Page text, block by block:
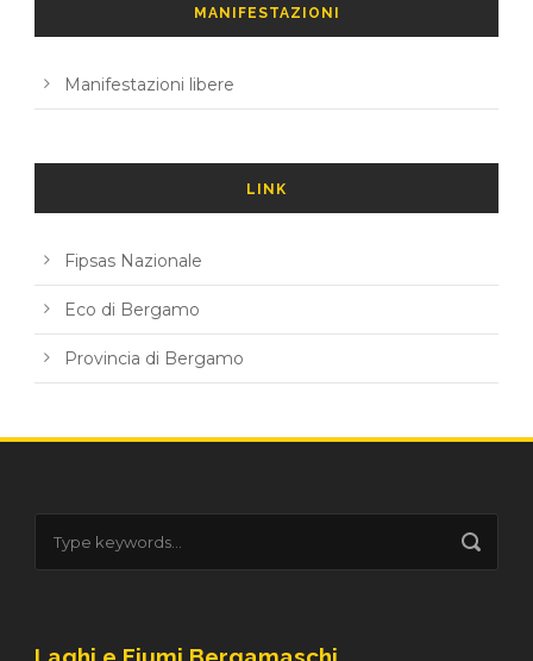
MANIFESTAZIONI
Manifestazioni libere
LINK
Fipsas Nazionale
Eco di Bergamo
Provincia di Bergamo